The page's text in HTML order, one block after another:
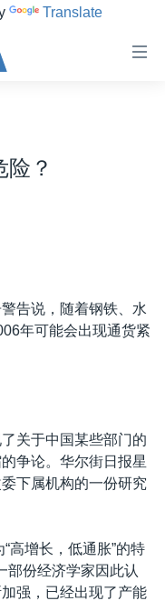
Translate
？
告说，随着钢铁、水
年可能会出现通货紧
关于中国某些部门的
争论。华尔街日报星
下属机构的一份研究
高增长，低通胀”的特
部份经济学家因此认
强，已经出现了产能